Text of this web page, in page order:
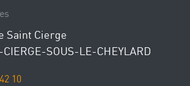
Saint Cierge
CIERGE-SOUS-LE-CHEYLARD
10